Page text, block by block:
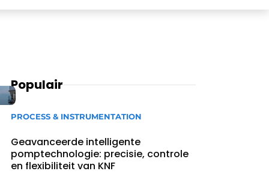
Populair
PROCESS & INSTRUMENTATION
Geavanceerde intelligente
pomptechnologie: precisie, controle
en flexibiliteit van KNF